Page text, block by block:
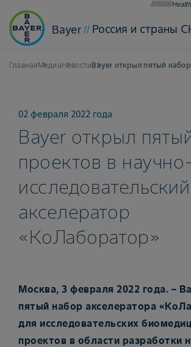
Bayer Россия и страны
ГлавнаяМедиаНовостиBayer открыл пятый
02 февраля 2022 года
Bayer открыл
проектов в научно-
исследовательский
акселератор
«КоЛаборатор»
Москва, 3 февраля 2022 года. –
пятый набор акселератора
для исследовательских
проектов в области разработки